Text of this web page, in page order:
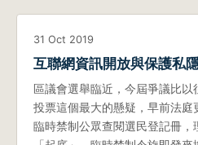
31 Oct 2019
互聯網資訊開放與保護私
區議會選舉臨近，今屆爭議比
投票這個最大的懸疑，早前法
臨時禁制公眾查閱選民登記冊，